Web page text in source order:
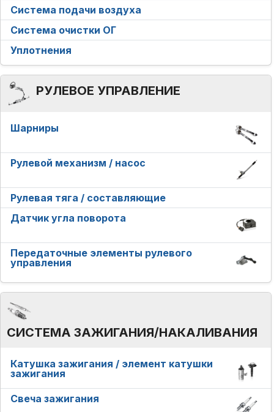
Система подачи воздуха
Система очистки ОГ
Уплотнения
РУЛЕВОЕ УПРАВЛЕНИЕ
Шарниры
Рулевой механизм / насос
Рулевая тяга / составляющие
Датчик угла поворота
Передаточные элементы рулевого
управления
СИСТЕМА ЗАЖИГАНИЯ/НАКАЛИВАНИЯ
Катушка зажигания / элемент катушки
зажигания
Свеча зажигания